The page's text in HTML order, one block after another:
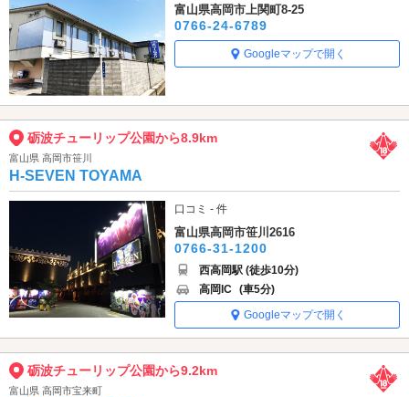
富山県高岡市上関町8-25
0766-24-6789
Googleマップで開く
砺波チューリップ公園から8.9km
富山県 高岡市笹川
H-SEVEN TOYAMA
口コミ - 件
富山県高岡市笹川2616
0766-31-1200
西高岡駅 (徒歩10分)
高岡IC (車5分)
Googleマップで開く
砺波チューリップ公園から9.2km
富山県 高岡市宝来町